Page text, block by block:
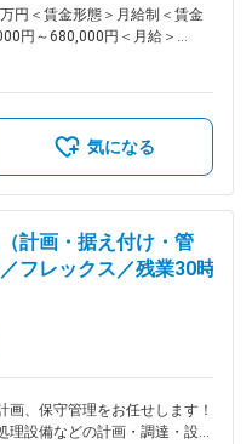
ん。。 変更の範囲：
ます。 ■業務内容：
にある平塚製作所において、
よび保守管理、セグメントの製
の人材を募集いたします。また
の利用依頼の際には、出庫手
だきます。 ＜西松建設
工事の設備職として活躍した
える立場として働きたい方は
内で協力しあう温かい社風で
一歩ずつ成長していきたい・社
す。 ・フレックス活用で早
な働き方が可能。月3回の帰
実した手当が用意されておりま
しませんが、現場への出庫や
調査が必要な場合は出張の可能
円＜賃金形態＞月給制＜賃金
円～680,000円＜月給＞
／42歳：1150万※地域限定職
の提示になります。賃金は
選考を通じて上下する可能性が
気になる
計画・据え付け・管
フレックス／残業30時
、保守管理をお任せします！
理設備などの計画・調達・設置